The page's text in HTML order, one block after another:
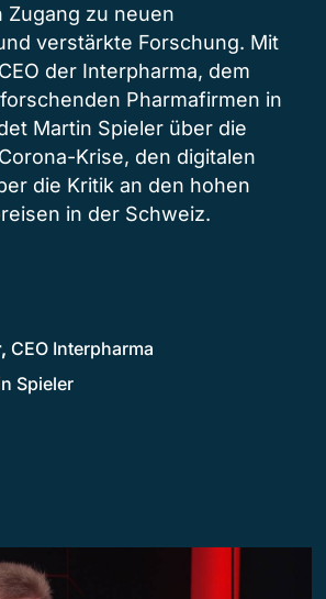
Zugang zu neuen
verstärkte Forschung. Mit
der Interpharma, dem
Pharmafirmen in
Martin Spieler über die
Krise, den digitalen
die Kritik an den hohen
in der Schweiz.
CEO Interpharma
Spieler